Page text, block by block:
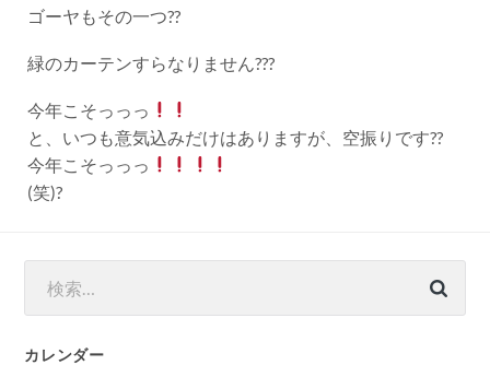
ゴーヤもその一つ??
緑のカーテンすらなりません???
今年こそっっっ
と、いつも意気込みだけはありますが、空振りです??
今年こそっっっ
(笑)?
カレンダー